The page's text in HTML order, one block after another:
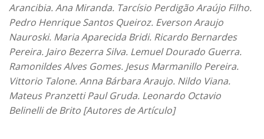
Arancibia. Ana Miranda. Tarcísio Perdigão Araújo Filho.
Pedro Henrique Santos Queiroz. Everson Araujo
Nauroski. Maria Aparecida Bridi. Ricardo Bernardes
Pereira. Jairo Bezerra Silva. Lemuel Dourado Guerra.
Ramonildes Alves Gomes. Jesus Marmanillo Pereira.
Vittorio Talone. Anna Bárbara Araujo. Nildo Viana.
Mateus Pranzetti Paul Gruda. Leonardo Octavio
Belinelli de Brito [Autores de Artículo]